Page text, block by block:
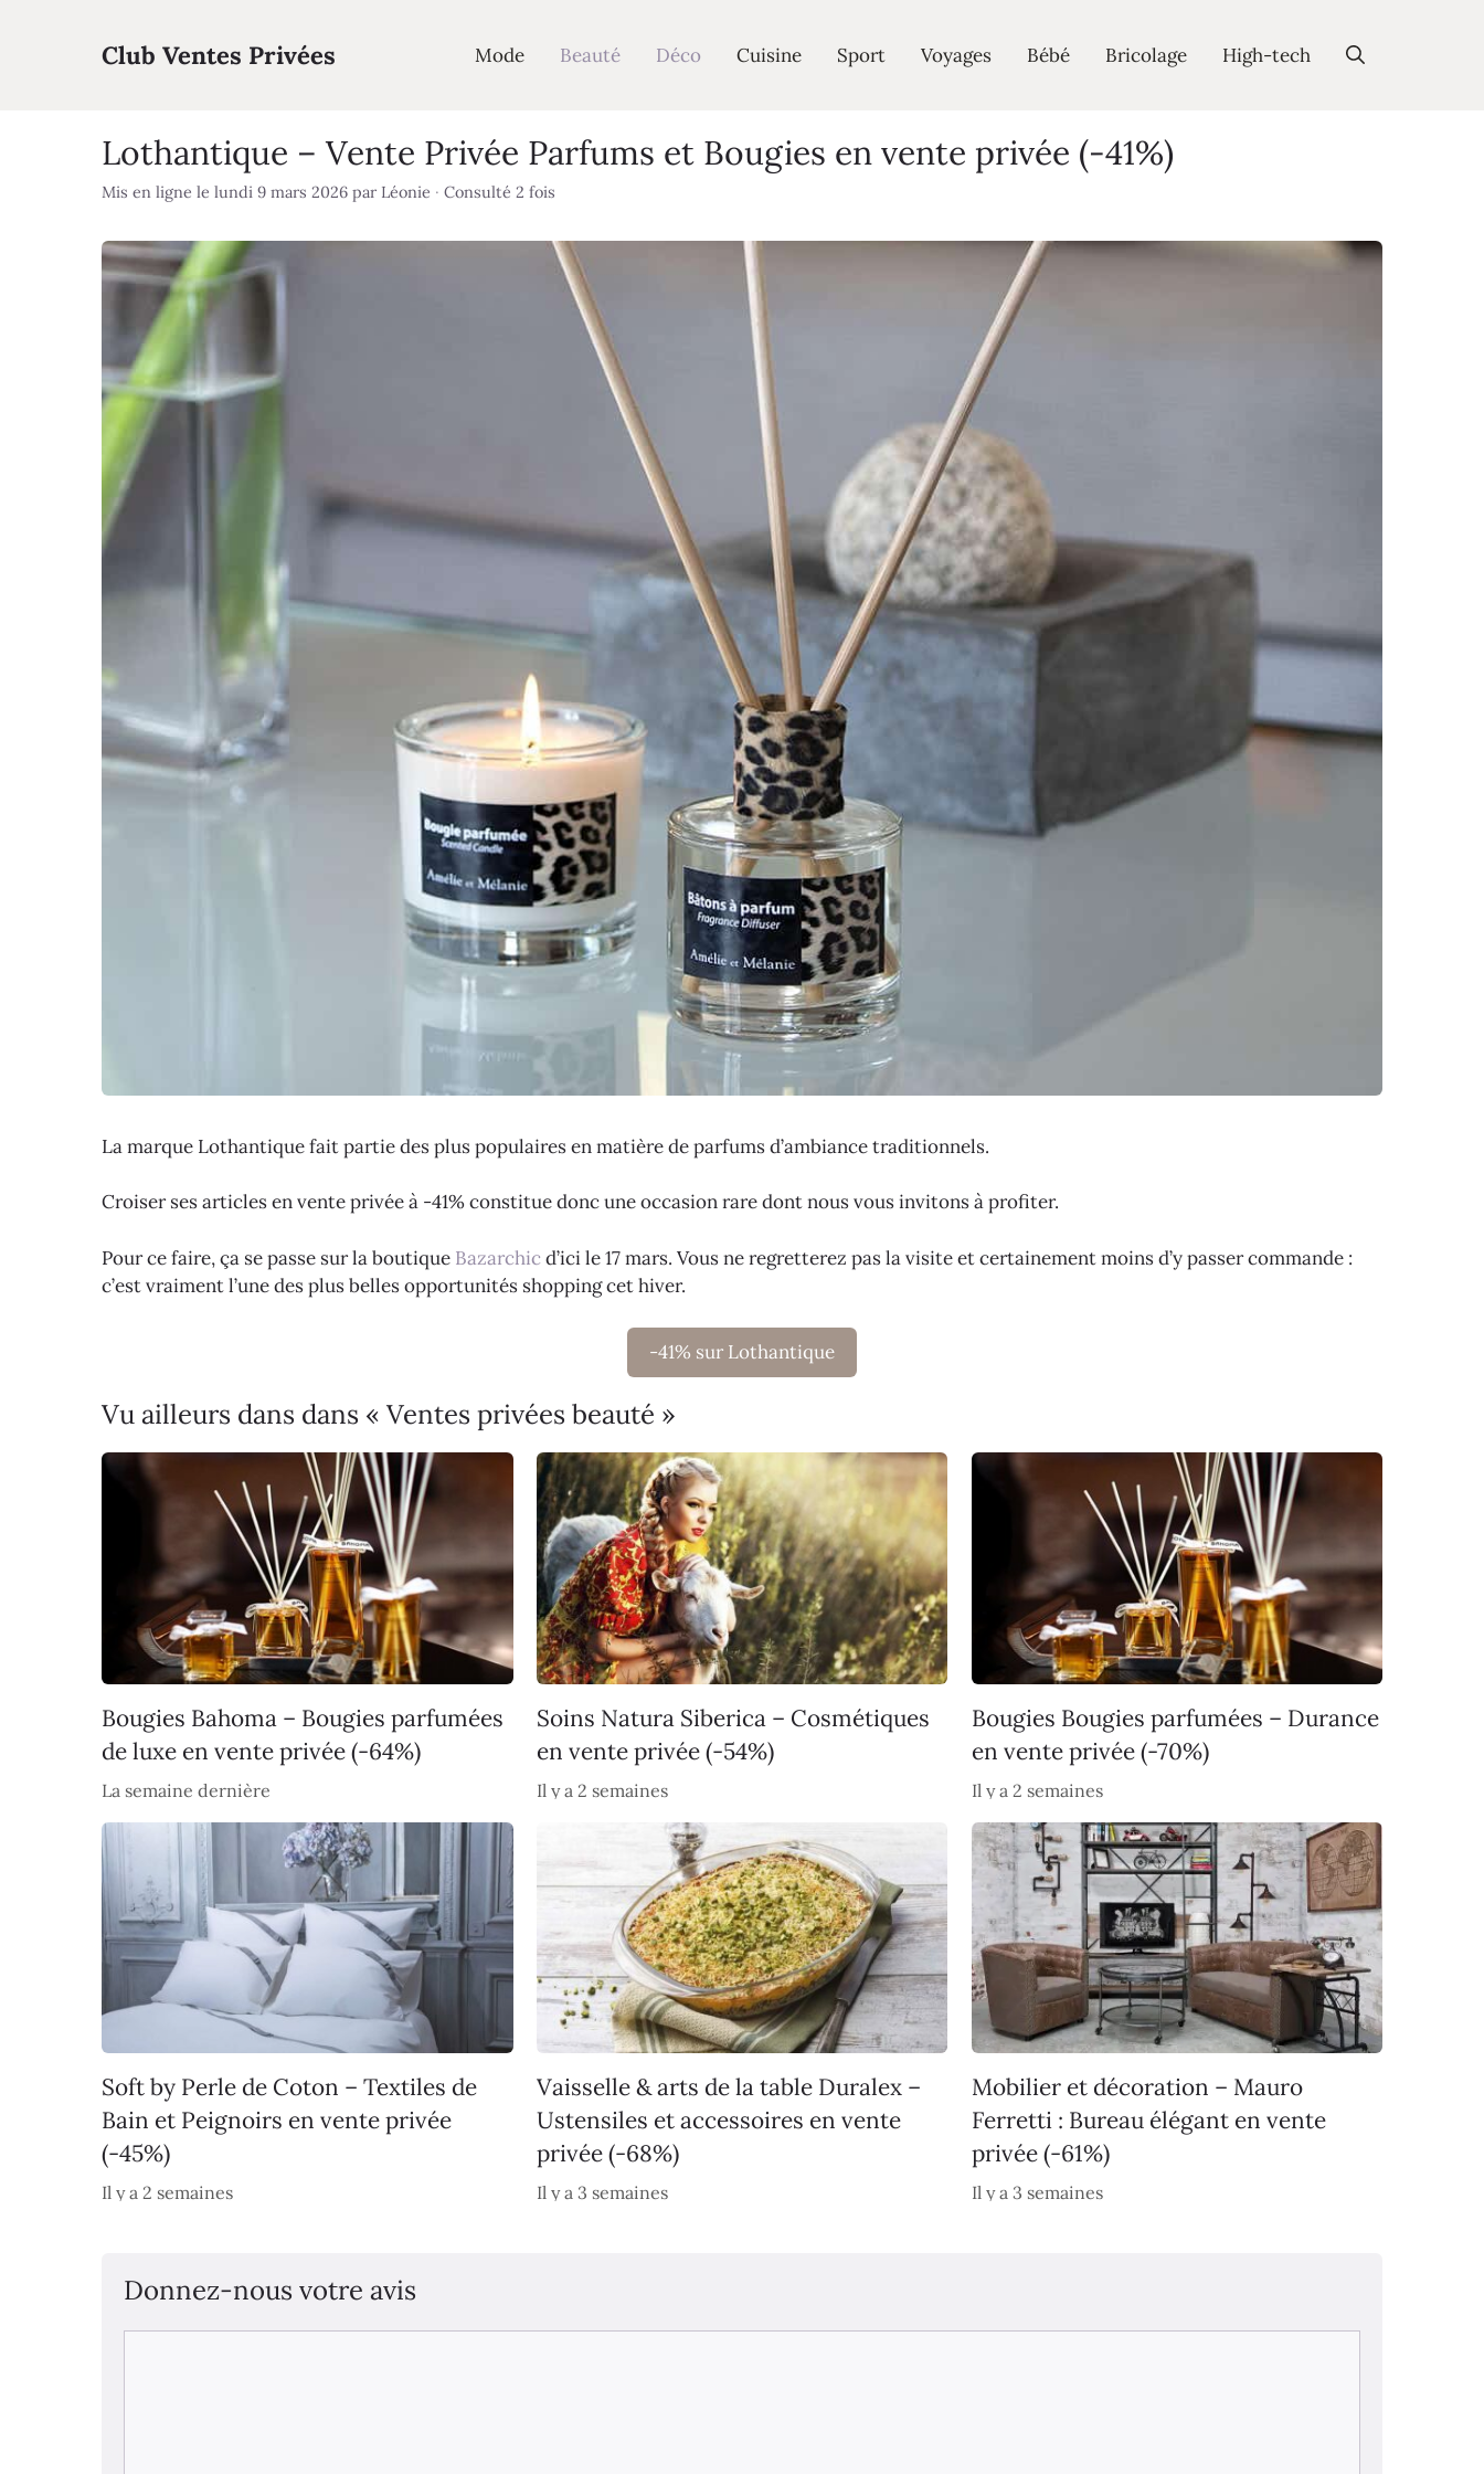
Club Ventes Privées Mode Beauté Déco Cuisine Sport Voyages Bébé Bricolage High-tech
Lothantique – Vente Privée Parfums et Bougies en vente privée (-41%)
Mis en ligne le lundi 9 mars 2026 par Léonie · Consulté 2 fois
La marque Lothantique fait partie des plus populaires en matière de parfums d’ambiance traditionnels.
Croiser ses articles en vente privée à -41% constitue donc une occasion rare dont nous vous invitons à profiter.
Pour ce faire, ça se passe sur la boutique Bazarchicd’ici le 17 mars. Vous ne regretterez pas la visite et certainement moins d’y passer commande :
c’est vraiment l’une des plus belles opportunités shopping cet hiver.
-41% sur Lothantique
Vu ailleurs dans dans « Ventes privées beauté »
Bougies Bahoma – Bougies parfumées
de luxe en vente privée (-64%)
La semaine dernière
Soins Natura Siberica – Cosmétiques
en vente privée (-54%)
Il y a 2 semaines
Bougies Bougies parfumées – Durance
en vente privée (-70%)
Il y a 2 semaines
Soft by Perle de Coton – Textiles de
Bain et Peignoirs en vente privée
(-45%)
Il y a 2 semaines
Vaisselle & arts de la table Duralex –
Ustensiles et accessoires en vente
privée (-68%)
Il y a 3 semaines
Mobilier et décoration – Mauro
Ferretti : Bureau élégant en vente
privée (-61%)
Il y a 3 semaines
Donnez-nous votre avis